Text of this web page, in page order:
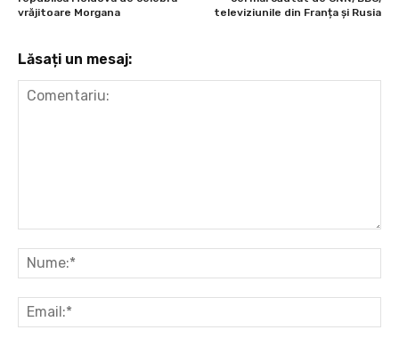
vrăjitoare Morgana
televiziunile din Franța și Rusia
Lăsați un mesaj: